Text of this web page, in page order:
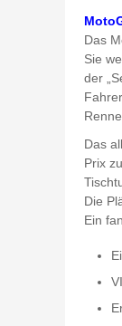
Das
Sie
der
Das
Prix
Die
Ein